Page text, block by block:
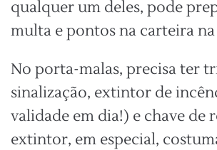
qualquer um deles, pode
multa e pontos na carteira
No porta-malas, precisa ter
sinalização, extintor de
validade em dia!) e chave de
extintor, em especial,